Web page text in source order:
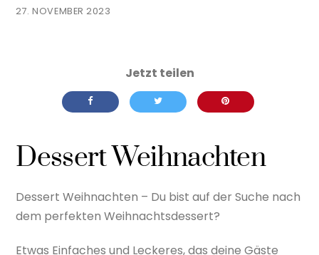
27. NOVEMBER 2023
Dessert Weihnachten
Dessert Weihnachten – Du bist auf der Suche nach
dem perfekten Weihnachtsdessert?
Etwas Einfaches und Leckeres, das deine Gäste